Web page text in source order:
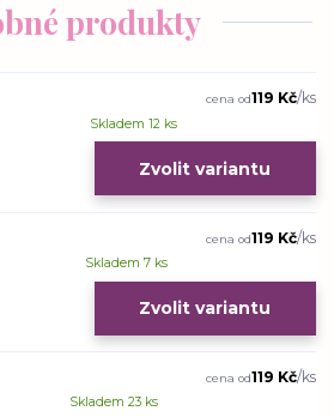
produkty
cena od119 Kč/ks
Skladem 12 ks
Zvolit variantu
cena od119 Kč/ks
Skladem 7 ks
Zvolit variantu
cena od119 Kč/ks
Skladem 23 ks